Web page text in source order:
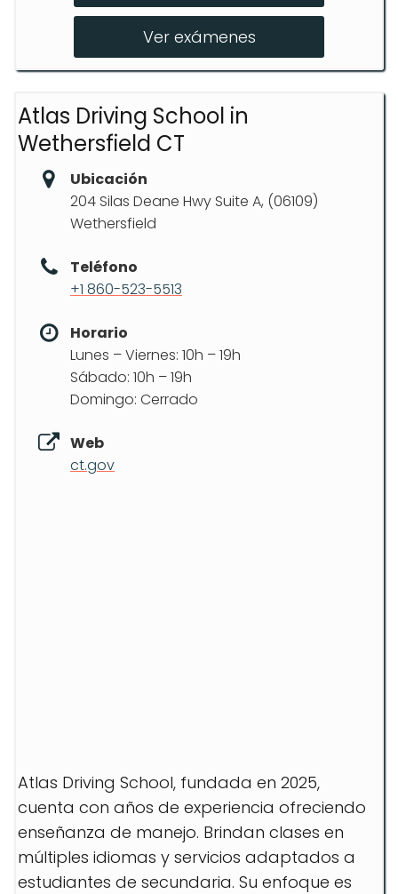
Simulacros de examen de manejo
Ver exámenes
Atlas Driving School in
Wethersfield CT
Ubicación
204 Silas Deane Hwy Suite A, (06109)
Wethersfield
Teléfono
+1 860-523-5513
Horario
Lunes – Viernes: 10h – 19h
Sábado: 10h – 19h
Domingo: Cerrado
Web
ct.gov
Atlas Driving School, fundada en 2025,
cuenta con años de experiencia ofreciendo
enseñanza de manejo. Brindan clases en
múltiples idiomas y servicios adaptados a
estudiantes de secundaria. Su enfoque es